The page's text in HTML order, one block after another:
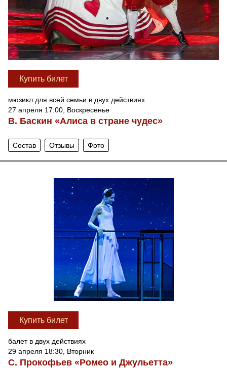
Купить билет
мюзикл для всей семьи в двух действиях
27 апреля 17:00, Воскресенье
В. Баскин «Алиса в стране чудес»
Состав Отзывы Фото
Купить билет
балет в двух действиях
29 апреля 18:30, Вторник
С. Прокофьев «Ромео и Джульетта»